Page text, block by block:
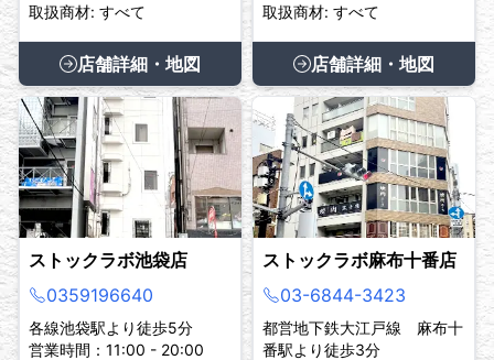
取扱商材: すべて
店舗詳細・地図
取扱商材: すべて
店舗詳細・地図
ストックラボ池袋店
0359196640
各線池袋駅より徒歩5分
営業時間：11:00 - 20:00
ストックラボ麻布十番店
03-6844-3423
都営地下鉄大江戸線 麻布十
番駅より徒歩3分